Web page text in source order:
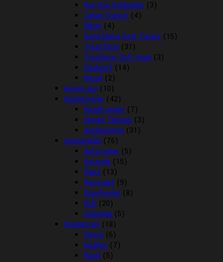
Kornfrie Godbidder (3)
Lakse Krønch (4)
Mush (4)
Semi Moist Soft Treats (15)
TreatTime (31)
Treattime Soft Snak (3)
Vitakraft (14)
Woolf (2)
Hunde sko (10)
Hundesenge (42)
Hunde puder (7)
Hunde Tæpper (3)
Hundesenge (31)
Hundeskåle (76)
Automater (5)
Keramik (15)
Plast (13)
Rejsesæt (9)
Slowfeeder (8)
Stål (20)
Underlag (5)
Hundetegn (18)
Hjerte (6)
kødben (7)
Rund (5)